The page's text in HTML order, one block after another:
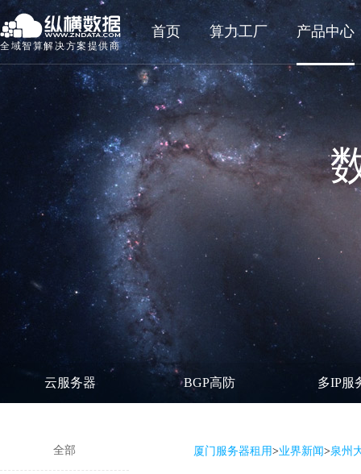
全域智算解决方案提供商
首页 算力工厂 产品中心
云服务器 BGP高防 多IP服
全部 厦门服务器租用>业界新闻>泉州